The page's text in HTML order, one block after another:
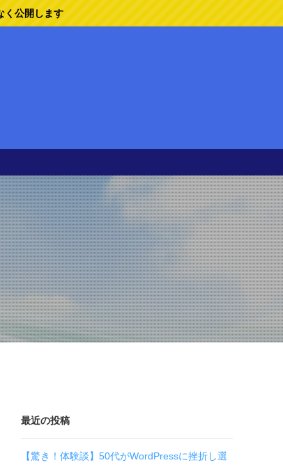
最近の投稿
【驚き！体験談】50代がWordPressに挫折し選